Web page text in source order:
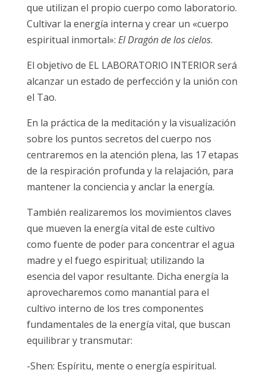
que utilizan el propio cuerpo como laboratorio.
Cultivar la energía interna y crear un «cuerpo
espiritual inmortal»: El Dragón de los cielos.
El objetivo de EL LABORATORIO INTERIOR será
alcanzar un estado de perfección y la unión con
el Tao.
En la práctica de la meditación y la visualización
sobre los puntos secretos del cuerpo nos
centraremos en la atención plena, las 17 etapas
de la respiración profunda y la relajación, para
mantener la conciencia y anclar la energía.
También realizaremos los movimientos claves
que mueven la energía vital de este cultivo
como fuente de poder para concentrar el agua
madre y el fuego espiritual; utilizando la
esencia del vapor resultante. Dicha energía la
aprovecharemos como manantial para el
cultivo interno de los tres componentes
fundamentales de la energía vital, que buscan
equilibrar y transmutar:
-Shen: Espíritu, mente o energía espiritual.